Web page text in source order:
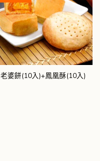
老婆餅(10入)+鳳凰酥(10入)